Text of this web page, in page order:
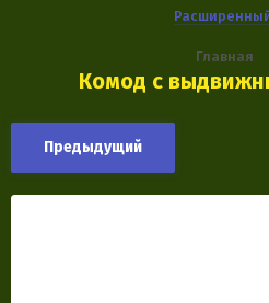
Главная
Комод с
Предыдущий